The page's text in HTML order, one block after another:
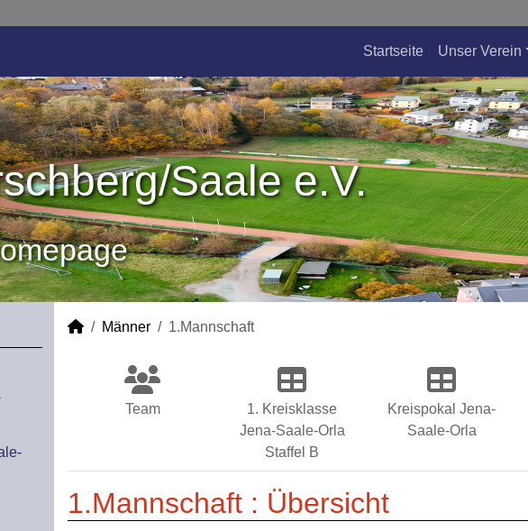
Startseite Unser Verein
Saale e.V.
Männer 1.Mannschaft
Team
1. Kreisklasse
Jena-Saale-Orla
Staffel B
Kreispokal Jena-
Saale-Orla
1.Mannschaft : Übersicht